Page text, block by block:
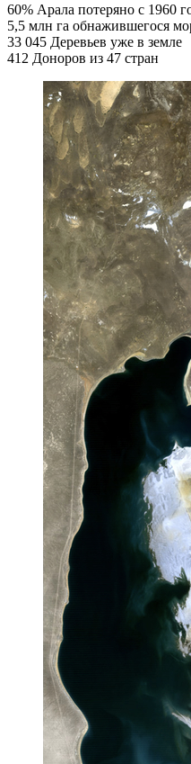
60% Арала потеряно с 1960
5,5 млн га обнажившегося
33 045 Деревьев уже в земле
412 Доноров из 47 стран